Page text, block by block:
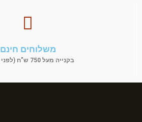
משלוחים חינם
בקנייה מעל 750 ש"ח (לפני מע"מ)